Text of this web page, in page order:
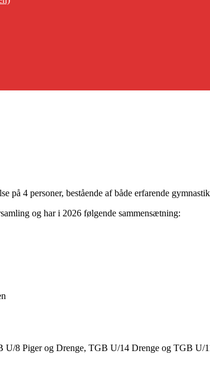
på 4 personer, bestående af både erfarende
og har i 2026 følgende sammensætning:
U/8 Piger og Drenge, TGB U/14 Drenge og TGB U/